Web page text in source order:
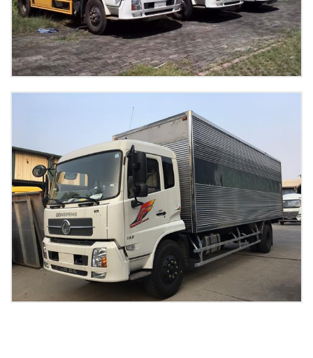
Xe chở xăng dầu 10 khối Dongfeng nhập khẩu
Xem tiếp